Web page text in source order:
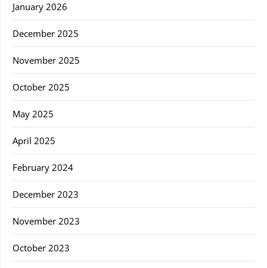
January 2026
December 2025
November 2025
October 2025
May 2025
April 2025
February 2024
December 2023
November 2023
October 2023